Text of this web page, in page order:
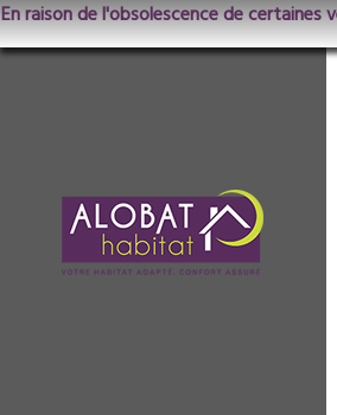
En raison de l'obsolescence de